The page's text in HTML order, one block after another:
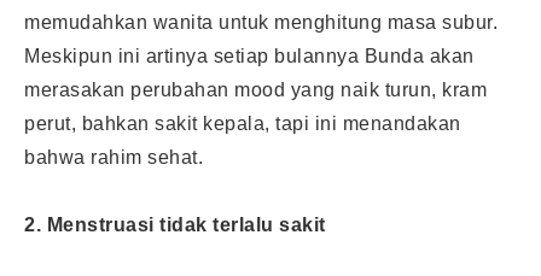
memudahkan wanita untuk menghitung masa subur.
Meskipun ini artinya setiap bulannya Bunda akan
merasakan perubahan mood yang naik turun, kram
perut, bahkan sakit kepala, tapi ini menandakan
bahwa rahim sehat.
2. Menstruasi tidak terlalu sakit